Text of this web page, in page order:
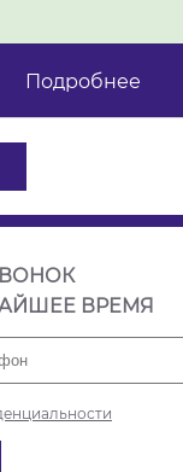
Подробнее
ВРЕМЯ